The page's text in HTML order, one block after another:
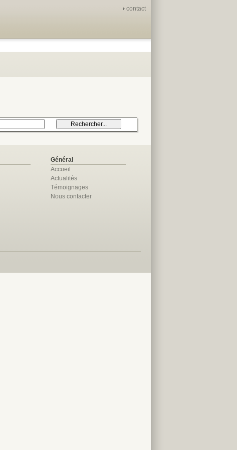
contact
Général
Accueil
Actualités
Témoignages
Nous contacter